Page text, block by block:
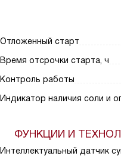
Отложенный старт
Время отсрочки старта, ч
Контроль работы
Индикатор наличия соли и
ФУНКЦИИ И
Интеллектуальный датчик